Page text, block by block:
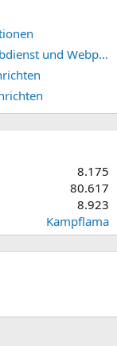
Synology DSM 7.2/7.3, Web Station 4, Webdienst und Webportal erstellen (ehemals vHost)
8.175
80.617
8.923
Kampflama